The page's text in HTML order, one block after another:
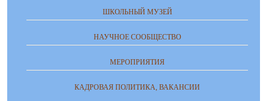
ШКОЛЬНЫЙ МУЗЕЙ
НАУЧНОЕ СООБЩЕСТВО
МЕРОПРИЯТИЯ
КАДРОВАЯ ПОЛИТИКА, ВАКАНСИИ